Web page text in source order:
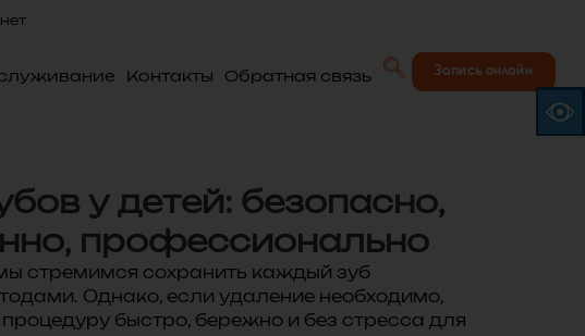
Контакты Обратная связь Запись онлайн
у детей: безопасно,
профессионально
стремимся сохранить каждый зуб
Однако, если удаление необходимо,
быстро, бережно и без стресса для